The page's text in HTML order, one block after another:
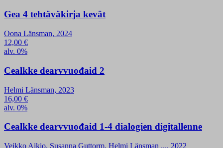
Gea 4 tehtäväkirja kevät
Oona Länsman, 2024
12,00 €
alv. 0%
Cealkke dearvvuođaid 2
Helmi Länsman, 2023
16,00 €
alv. 0%
Cealkke dearvvuođaid 1-4 dialogien digitallenne
Veikko Aikio, Susanna Guttorm, Helmi Länsman ..., 2022